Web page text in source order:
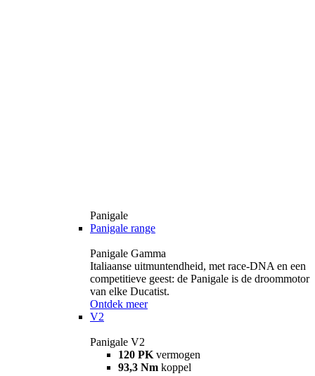
Panigale
Panigale range
Panigale Gamma
Italiaanse uitmuntendheid, met race-DNA en een
competitieve geest: de Panigale is de droommotor
van elke Ducatist.
Ontdek meer
V2
Panigale V2
120 PK vermogen
93,3 Nm koppel